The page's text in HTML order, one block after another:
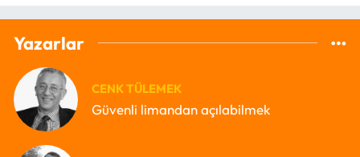
Yazarlar
CENK TÜLEMEK
Güvenli limandan açılabilmek